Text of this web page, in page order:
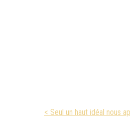
< Seul un haut idéal nous